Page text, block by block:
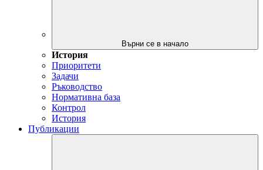
Върни се в начало
История
Приоритети
Задачи
Ръководство
Нормативна база
Контрол
История
Публикации